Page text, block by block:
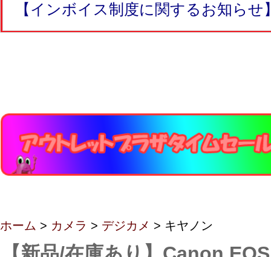
【インボイス制度に関するお知らせ
ホーム > カメラ > デジカメ > キヤノン